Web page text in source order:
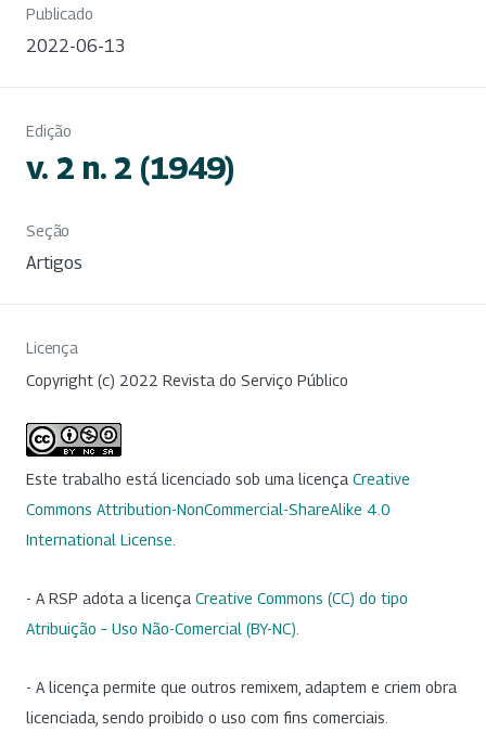
Publicado
2022-06-13
Edição
v. 2 n. 2 (1949)
Seção
Artigos
Licença
Copyright (c) 2022 Revista do Serviço Público
Este trabalho está licenciado sob uma licença Creative
Commons Attribution-NonCommercial-ShareAlike 4.0
International License.
- A RSP adota a licença Creative Commons (CC) do tipo
Atribuição – Uso Não-Comercial (BY-NC)
- A licença permite que outros remixem, adaptem e criem obra
licenciada, sendo proibido o uso com fins comerciais.